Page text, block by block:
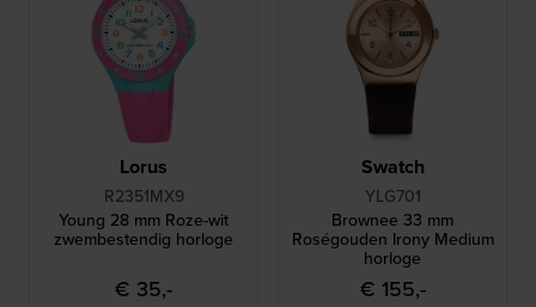
Lorus
R2351MX9
Young 28 mm Roze-wit
zwembestendig horloge
€ 35,-
Swatch
YLG701
Brownee 33 mm
Roségouden Irony Medium
horloge
€ 155,-